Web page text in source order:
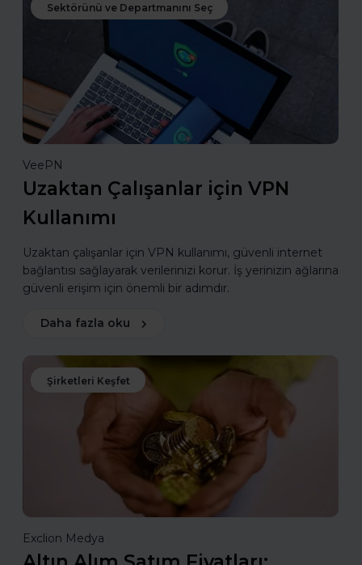
Sektörünü ve Departmanını Seç
VeePN
Uzaktan Çalışanlar için VPN
Kullanımı
Uzaktan çalışanlar için VPN kullanımı, güvenli internet
bağlantısı sağlayarak verilerinizi korur. İş yerinizin ağlarına
güvenli erişim için önemli bir adımdır.
Daha fazla oku
Şirketleri Keşfet
Exclion Medya